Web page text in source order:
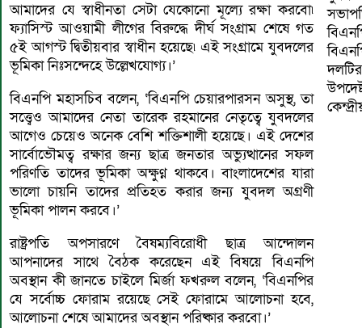
আমাদের যে স্বাধীনতা সেটা যেকোনো মূল্যে রক্ষা করবো৷
ফ্যাসিস্ট আওয়ামী লীগের বিরুদ্ধে দীর্ঘ সংগ্রাম শেষে গত
৫ই আগস্ট দ্বিতীয়বার স্বাধীন হয়েছে৷ এই সংগ্রামে যুবদলের
ভূমিকা নিঃসন্দেহে উল্লেখযোগ্য।’
বিএনপি মহাসচিব বলেন, ‘বিএনপি চেয়ারপারসন অসুস্থ, তা
সত্ত্বেও আমাদের নেতা তারেক রহমানের নেতৃত্বে যুবদলের
আগেও চেয়েও অনেক বেশি শক্তিশালী হয়েছে। এই দেশের
সার্বোভৌমত্ব রক্ষার জন্য ছাত্র জনতার অভ্যুত্থানের সফল
পরিণতি তাদের ভূমিকা অক্ষুণ্ন থাকবে। বাংলাদেশের যারা
ভালো চায়নি তাদের প্রতিহত করার জন্য যুবদল অগ্রণী
ভূমিকা পালন করবে।’
রাষ্ট্রপতি অপসারণে বৈষম্যবিরোধী ছাত্র আন্দোলন
আপনাদের সাথে বৈঠক করেছেন এই বিষয়ে বিএনপি
অবস্থান কী জানতে চাইলে মির্জা ফখরুল বলেন, ‘বিএনপির
যে সর্বোচ্চ ফোরাম রয়েছে সেই ফোরামে আলোচনা হবে,
আলোচনা শেষে আমাদের অবস্থান পরিষ্কার করবো।’